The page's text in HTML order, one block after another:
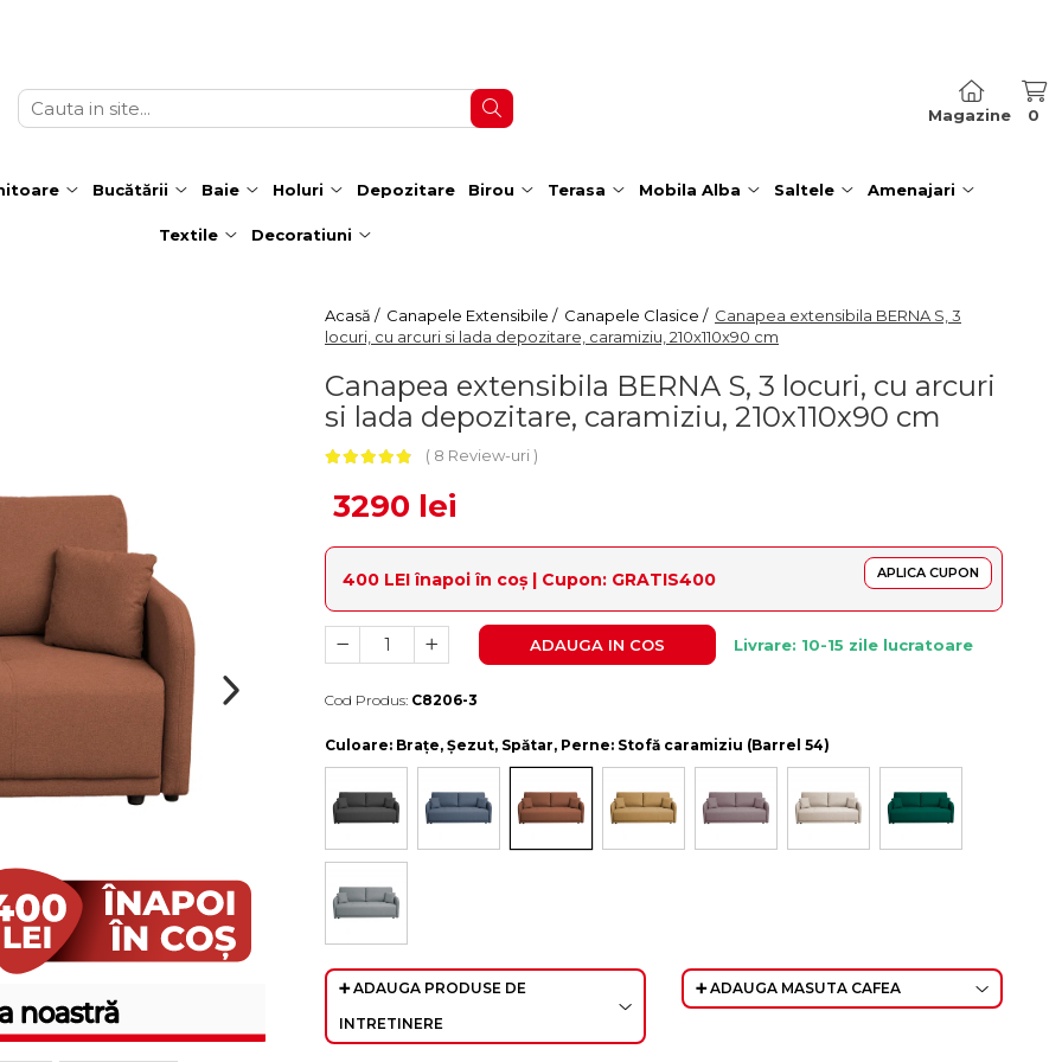
Magazine 0
Bucătării Baie Holuri Depozitare Birou Terasa Mobila Alba Saltele Amenajari
Textile Decoratiuni
Acasă / Canapele Extensibile / Canapele Clasice / Canapea extensibila BERNA S, 3
locuri, cu arcuri si lada depozitare, caramiziu, 210x110x90 cm
Canapea extensibila BERNA S, 3 locuri, cu arcuri
si lada depozitare, caramiziu, 210x110x90 cm
8 Review-uri
3290 lei
400 LEI înapoi în coș | Cupon: GRATIS400 APLICA CUPON
ADAUGA IN COS Livrare: 10-15 zile lucratoare
Cod Produs: C8206-3
Culoare: Brațe, Șezut, Spătar, Perne: Stofă caramiziu (Barrel 54)
➕ ADAUGA PRODUSE DE
INTRETINERE
➕ ADAUGA MASUTA CAFEA